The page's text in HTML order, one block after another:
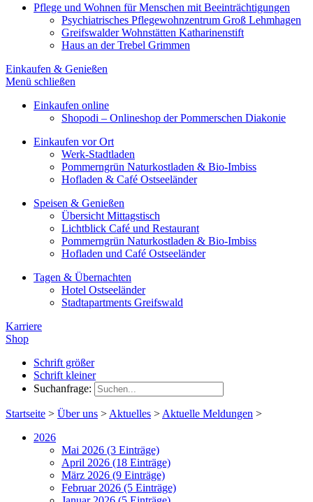
Pflege und Wohnen für Menschen mit Beeinträchtigungen
Psychiatrisches Pflegewohnzentrum Groß Lehmhagen
Greifswalder Wohnstätten Katharinenstift
Haus an der Trebel Grimmen
Einkaufen & Genießen
Menü schließen
Einkaufen online
Shopodi – Onlineshop der Pommerschen Diakonie
Einkaufen vor Ort
Werk-Stadtladen
Pommerngrün Naturkostladen & Bio-Imbiss
Hofladen & Café Ostseeländer
Speisen & Genießen
Übersicht Mittagstisch
Lichtblick Café und Restaurant
Pommerngrün Naturkostladen & Bio-Imbiss
Hofladen und Café Ostseeländer
Tagen & Übernachten
Hotel Ostseeländer
Stadtapartments Greifswald
Karriere
Shop
Schrift größer
Schrift kleiner
Suchanfrage:
Startseite > Über uns > Aktuelles > Aktuelle Meldungen >
2026
Mai 2026 (3 Einträge)
April 2026 (18 Einträge)
März 2026 (9 Einträge)
Februar 2026 (5 Einträge)